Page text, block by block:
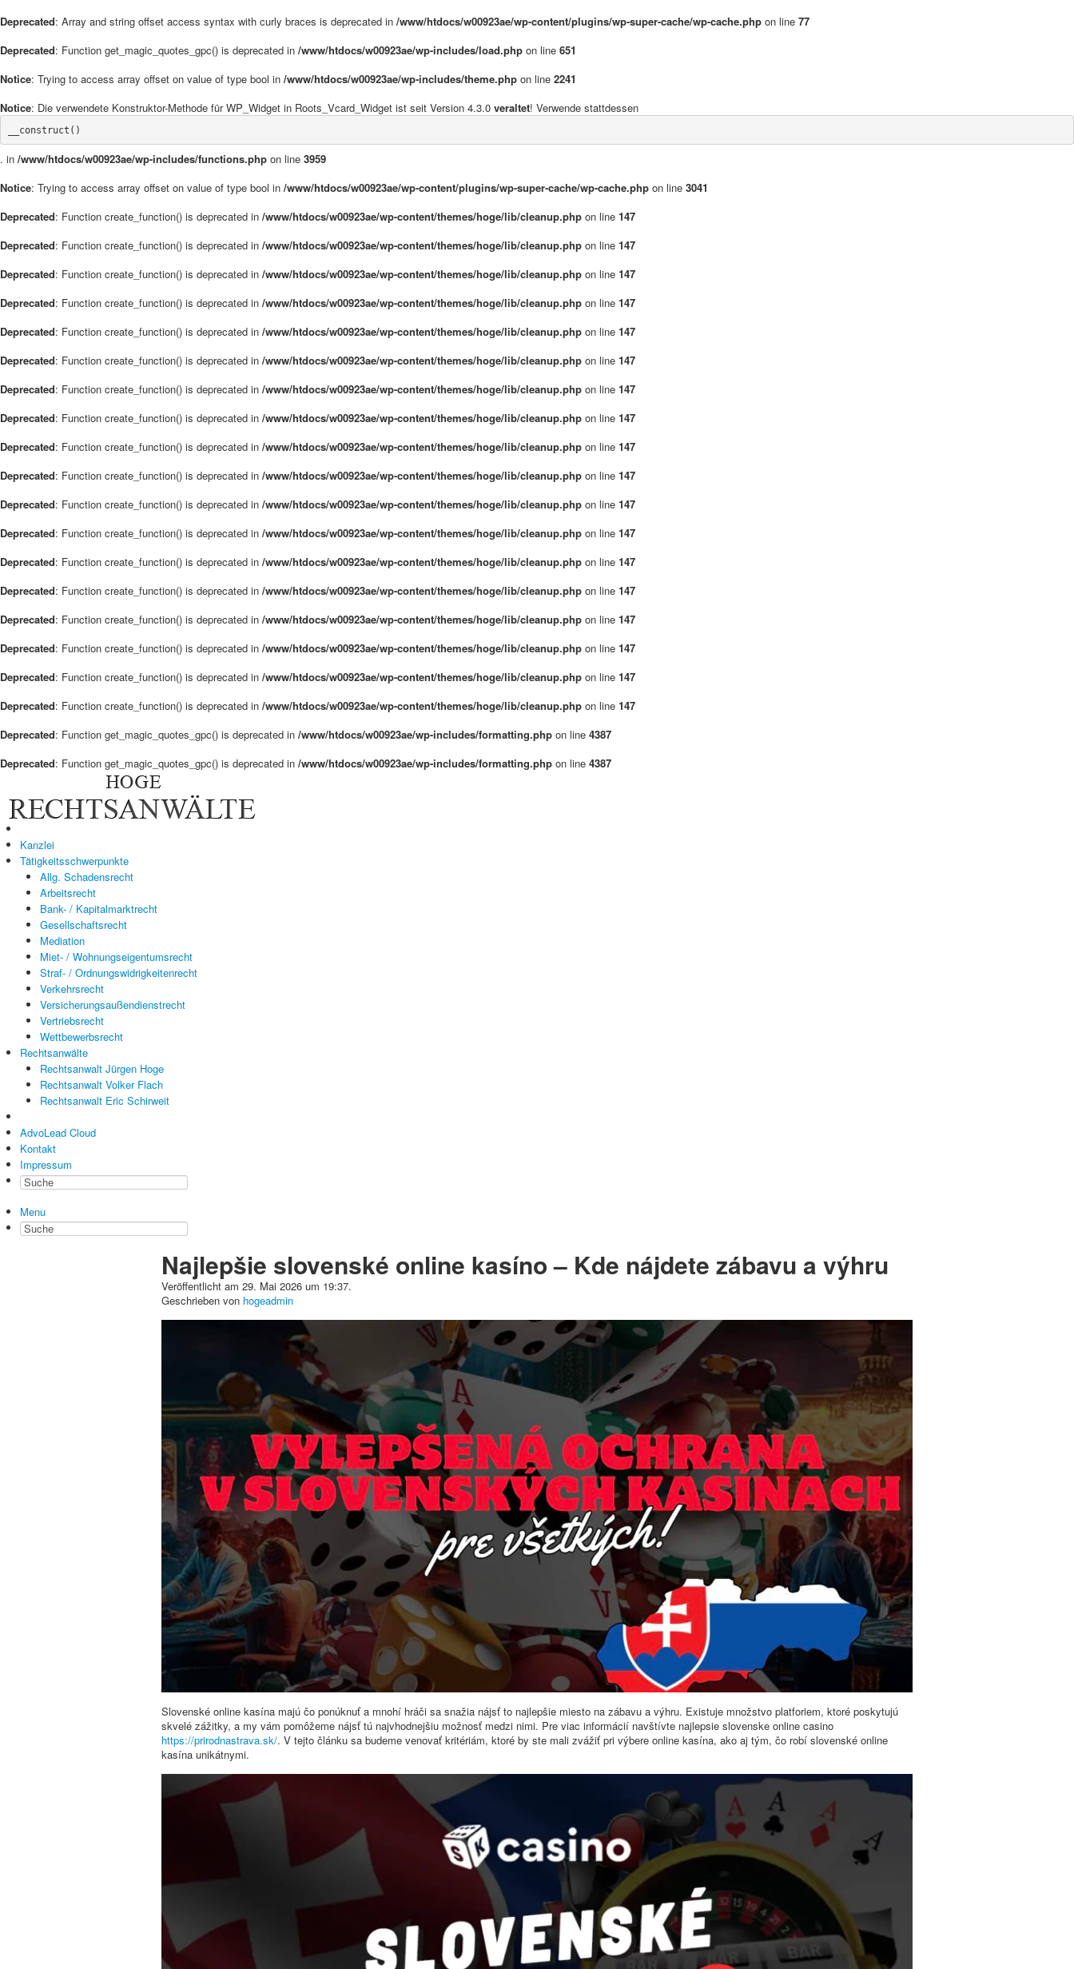
Deprecated: Array and string offset access syntax with curly braces is deprecated in /www/htdocs/w00923ae/wp-content/plugins/wp-super-cache/wp-cache.php on line 77
Deprecated: Function get_magic_quotes_gpc() is deprecated in /www/htdocs/w00923ae/wp-includes/load.php on line 651
Notice: Trying to access array offset on value of type bool in /www/htdocs/w00923ae/wp-includes/theme.php on line 2241
Notice: Die verwendete Konstruktor-Methode für WP_Widget in Roots_Vcard_Widget ist seit Version 4.3.0 veraltet! Verwende stattdessen
__construct()
. in /www/htdocs/w00923ae/wp-includes/functions.php on line 3959
Notice: Trying to access array offset on value of type bool in /www/htdocs/w00923ae/wp-content/plugins/wp-super-cache/wp-cache.php on line 3041
Deprecated: Function create_function() is deprecated in /www/htdocs/w00923ae/wp-content/themes/hoge/lib/cleanup.php on line 147
Deprecated: Function create_function() is deprecated in /www/htdocs/w00923ae/wp-content/themes/hoge/lib/cleanup.php on line 147
Deprecated: Function create_function() is deprecated in /www/htdocs/w00923ae/wp-content/themes/hoge/lib/cleanup.php on line 147
Deprecated: Function create_function() is deprecated in /www/htdocs/w00923ae/wp-content/themes/hoge/lib/cleanup.php on line 147
Deprecated: Function create_function() is deprecated in /www/htdocs/w00923ae/wp-content/themes/hoge/lib/cleanup.php on line 147
Deprecated: Function create_function() is deprecated in /www/htdocs/w00923ae/wp-content/themes/hoge/lib/cleanup.php on line 147
Deprecated: Function create_function() is deprecated in /www/htdocs/w00923ae/wp-content/themes/hoge/lib/cleanup.php on line 147
Deprecated: Function create_function() is deprecated in /www/htdocs/w00923ae/wp-content/themes/hoge/lib/cleanup.php on line 147
Deprecated: Function create_function() is deprecated in /www/htdocs/w00923ae/wp-content/themes/hoge/lib/cleanup.php on line 147
Deprecated: Function create_function() is deprecated in /www/htdocs/w00923ae/wp-content/themes/hoge/lib/cleanup.php on line 147
Deprecated: Function create_function() is deprecated in /www/htdocs/w00923ae/wp-content/themes/hoge/lib/cleanup.php on line 147
Deprecated: Function create_function() is deprecated in /www/htdocs/w00923ae/wp-content/themes/hoge/lib/cleanup.php on line 147
Deprecated: Function create_function() is deprecated in /www/htdocs/w00923ae/wp-content/themes/hoge/lib/cleanup.php on line 147
Deprecated: Function create_function() is deprecated in /www/htdocs/w00923ae/wp-content/themes/hoge/lib/cleanup.php on line 147
Deprecated: Function create_function() is deprecated in /www/htdocs/w00923ae/wp-content/themes/hoge/lib/cleanup.php on line 147
Deprecated: Function create_function() is deprecated in /www/htdocs/w00923ae/wp-content/themes/hoge/lib/cleanup.php on line 147
Deprecated: Function create_function() is deprecated in /www/htdocs/w00923ae/wp-content/themes/hoge/lib/cleanup.php on line 147
Deprecated: Function create_function() is deprecated in /www/htdocs/w00923ae/wp-content/themes/hoge/lib/cleanup.php on line 147
Deprecated: Function get_magic_quotes_gpc() is deprecated in /www/htdocs/w00923ae/wp-includes/formatting.php on line 4387
Deprecated: Function get_magic_quotes_gpc() is deprecated in /www/htdocs/w00923ae/wp-includes/formatting.php on line 4387
Kanzlei
Tätigkeitsschwerpunkte
Allg. Schadensrecht
Arbeitsrecht
Bank- / Kapitalmarktrecht
Gesellschaftsrecht
Mediation
Miet- / Wohnungseigentumsrecht
Straf- / Ordnungswidrigkeitenrecht
Verkehrsrecht
Versicherungsaußendienstrecht
Vertriebsrecht
Wettbewerbsrecht
Rechtsanwälte
Rechtsanwalt Jürgen Hoge
Rechtsanwalt Volker Flach
Rechtsanwalt Eric Schirweit
AdvoLead Cloud
Kontakt
Impressum
Menu
Najlepšie slovenské online kasíno – Kde nájdete zábavu a výhru
Veröffentlicht am 29. Mai 2026 um 19:37.
Geschrieben von hogeadmin
Slovenské online kasína majú čo ponúknuť a mnohí hráči sa snažia nájsť to najlepšie miesto na zábavu a výhru. Existuje množstvo platforiem, ktoré poskytujú
skvelé zážitky, a my vám pomôžeme nájsť tú najvhodnejšiu možnosť medzi nimi. Pre viac informácií navštívte najlepsie slovenske online casino
https://prirodnastrava.sk/. V tejto článku sa budeme venovať kritériám, ktoré by ste mali zvážiť pri výbere online kasína, ako aj tým, čo robí slovenské online
kasína unikátnymi.